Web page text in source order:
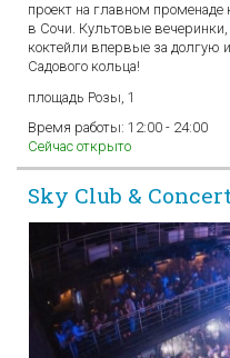
проект на главном променаде
в Сочи. Культовые
коктейли впервые за
Садового кольца!
площадь Розы, 1
Время работы: 12:00 - 24:00
Сейчас открыто
Sky Club &